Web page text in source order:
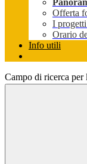
Offerta
I
Orario
Info utili
Campo di ricerca per